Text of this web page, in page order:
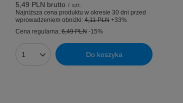
5,49 PLN brutto / szt.
Najniższa cena produktu w okresie 30 dni przed
wprowadzeniem obniżki: 4,11 PLN +33%
Cena regularna: 6,49 PLN -15%
Ilość produktów Do koszyka